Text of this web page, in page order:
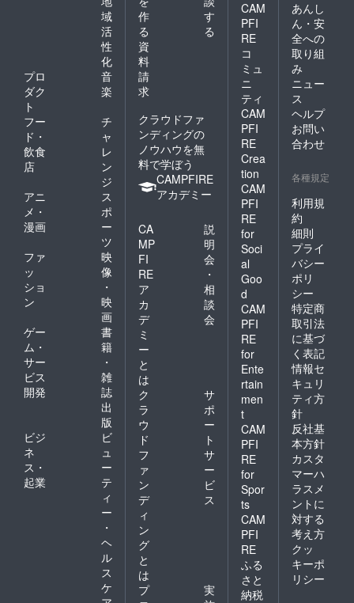
域
活
性
化
プロ
ダク
ト
音
楽
フー
ド・
飲食
店
チ
ャ
レ
ン
ジ
アニ
メ・
漫画
ス
ポ
ー
ツ
ファ
ッ
ショ
ン
映
像
・
映
画
ゲー
ム・
サー
ビス
開発
書
籍
・
雑
誌
出
版
ビジ
ネ
ス・
起業
ビ
ュ
ー
テ
ィ
ー
・
ヘ
ル
ス
ケ
作
る
す
る
資
料
請
求
クラウドファ
ンディングの
ノウハウを無
料で学ぼう
CAMPFIRE
アカデミー
CA
MP
FI
RE
ア
カ
デ
ミ
ー
と
は
説
明
会
・
相
談
会
ク
ラ
ウ
ド
フ
ァ
ン
デ
ィ
ン
グ
と
は
サ
ポ
ー
ト
サ
ー
ビ
ス
プ
実
CAM
PFI
RE
コ
ミュ
ニ
ティ
CAM
PFI
RE
Crea
tion
CAM
PFI
RE
for
Soci
al
Goo
d
CAM
PFI
RE
for
Ente
rtain
men
t
CAM
PFI
RE
for
Spor
ts
CAM
PFI
RE
ふる
さと
納税
あんし
ん・安
全への
取り組
み
ニュー
ス
ヘルプ
お問い
合わせ
各種規定
利用規
約
細則
プライ
バシー
ポリ
シー
特定商
取引法
に基づ
く表記
情報セ
キュリ
ティ方
針
反社基
本方針
カスタ
マーハ
ラスメ
ントに
対する
考え方
クッ
キーポ
リシー